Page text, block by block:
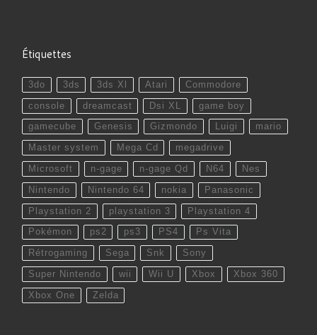
Étiquettes
3do 3ds 3ds Xl Atari Commodore
console dreamcast Dsi XL game boy
gamecube Genesis Gizmondo Luigi mario
Master system Mega Cd megadrive
Microsoft n-gage n-gage Qd N64 Nes
Nintendo Nintendo 64 nokia Panasonic
Playstation 2 playstation 3 Playstation 4
Pokémon ps2 ps3 PS4 Ps Vita
Rétrogaming Sega Snk Sony
Super Nintendo wii Wii U Xbox Xbox 360
Xbox One Zelda